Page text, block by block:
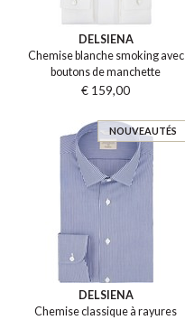
DELSIENA
Chemise blanche smoking avec
boutons de manchette
€ 159,00
NOUVEAUTÉS
DELSIENA
Chemise classique à rayures